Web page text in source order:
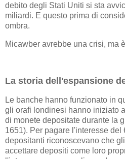
debito degli Stati Uniti si sta
miliardi. E questo prima di
ombra.
Micawber avrebbe una crisi, ma
La storia dell'espansione
Le banche hanno funzionato in
gli orafi londinesi hanno iniziato
di monete depositate durante la
1651). Per pagare l'interesse del
depositanti riconoscevano che
accettare depositi come loro